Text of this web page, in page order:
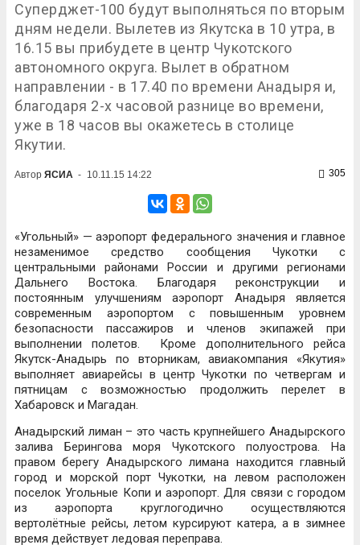
Суперджет-100 будут выполняться по вторым
дням недели. Вылетев из Якутска в 10 утра, в
16.15 вы прибудете в центр Чукотского
автономного округа. Вылет в обратном
направлении - в 17.40 по времени Анадыря и,
благодаря 2-х часовой разнице во времени,
уже в 18 часов вы окажетесь в столице
Якутии.
Автор ЯСИА - 10.11.15 14:22 305
«Угольный» — аэропорт федерального значения и главное
незаменимое средство сообщения Чукотки с
центральными районами России и другими регионами
Дальнего Востока. Благодаря реконструкции и
постоянным улучшениям аэропорт Анадыря является
современным аэропортом с повышенным уровнем
безопасности пассажиров и членов экипажей при
выполнении полетов. Кроме дополнительного рейса
Якутск-Анадырь по вторникам, авиакомпания «Якутия»
выполняет авиарейсы в центр Чукотки по четвергам и
пятницам с возможностью продолжить перелет в
Хабаровск и Магадан.
Анадырский лиман – это часть крупнейшего Анадырского
залива Берингова моря Чукотского полуострова. На
правом берегу Анадырского лимана находится главный
город и морской порт Чукотки, на левом расположен
поселок Угольные Копи и аэропорт. Для связи с городом
из аэропорта круглогодично осуществляются
вертолётные рейсы, летом курсируют катера, а в зимнее
время действует ледовая переправа.